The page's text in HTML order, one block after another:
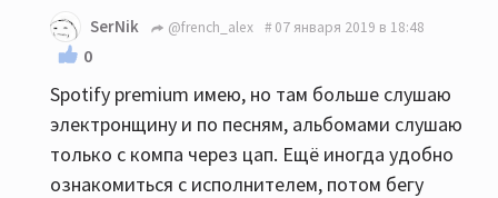
SerNik @french_alex 07 января 2019 в 18:48
0
Spotify premium имею, но там больше слушаю
электронщину и по песням, альбомами слушаю
только с компа через цап. Ещё иногда удобно
ознакомиться с исполнителем, потом бегу